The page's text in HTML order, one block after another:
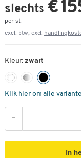
slechts €
per st.
excl. btw, excl.
Kleur: zwart
Klik hier om alle
-
In